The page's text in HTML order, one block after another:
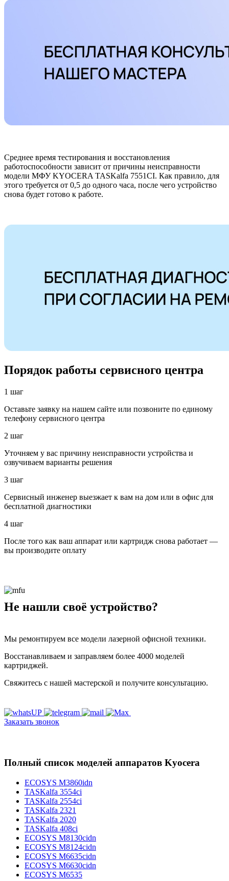
Среднее время тестирования и восстановления
работоспособности зависит от причины неисправности
модели МФУ KYOCERA TASKalfa 7551CI. Как правило, для
этого требуется от 0,5 до одного часа, после чего устройство
снова будет готово к работе.
Порядок работы сервисного центра
1 шаг
Оставьте заявку на нашем сайте или позвоните по единому
телефону сервисного центра
2 шаг
Уточняем у вас причину неисправности устройства и
озвучиваем варианты решения
3 шаг
Сервисный инженер выезжает к вам на дом или в офис для
бесплатной диагностики
4 шаг
После того как ваш аппарат или картридж снова работает —
вы производите оплату
Не нашли своё устройство?
Мы ремонтируем все модели лазерной офисной техники.
Восстанавливаем и заправляем более 4000 моделей
картриджей.
Свяжитесь с нашей мастерской и получите консультацию.
Заказать звонок
Полный список моделей аппаратов Kyocera
ECOSYS M3860idn
TASKalfa 3554ci
TASKalfa 2554ci
TASKalfa 2321
TASKalfa 2020
TASKalfa 408ci
ECOSYS M8130cidn
ECOSYS M8124cidn
ECOSYS M6635cidn
ECOSYS M6630cidn
ECOSYS M6535